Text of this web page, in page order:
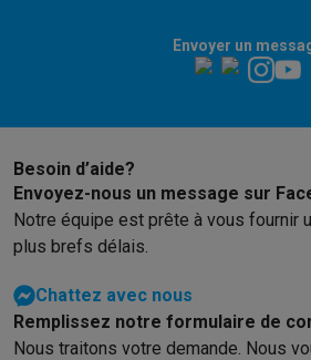
Envoyer un
Besoin d’aide?
Envoyez-nous un message sur
Notre équipe est prête à vous fournir
plus brefs délais.
Chattez avec nous
Remplissez notre formulaire de
Nous traitons votre demande. Nous